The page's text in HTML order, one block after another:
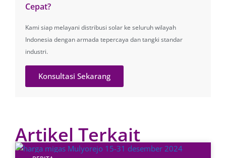
Cepat?
Kami siap melayani distribusi solar ke seluruh wilayah
Indonesia dengan armada tepercaya dan tangki standar
industri.
Konsultasi Sekarang
Artikel Terkait